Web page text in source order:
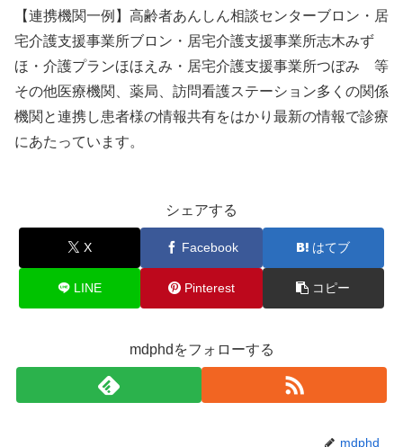
【連携機関一例】高齢者あんしん相談センターブロン・居
宅介護支援事業所ブロン・居宅介護支援事業所志木みず
ほ・介護プランほほえみ・居宅介護支援事業所つぼみ 等
その他医療機関、薬局、訪問看護ステーション多くの関係
機関と連携し患者様の情報共有をはかり最新の情報で診療
にあたっています。
シェアする
X Facebook はてブ
LINE Pinterest コピー
mdphdをフォローする
mdphd